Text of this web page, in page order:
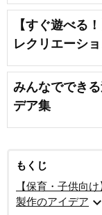
【すぐ遊べる
レクリエーシ
みんなででき
デア集
もくじ
【保育・子供向
製作のアイデア expand_more